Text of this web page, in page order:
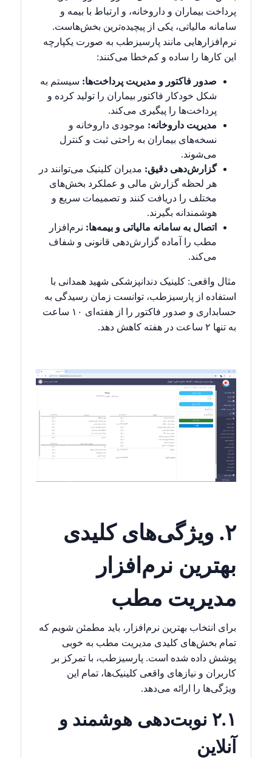
پرداخت بیماران و داروخانه، و ارتباط با بیمه و
سامانه مالیاتی، یکی از پیچیده‌ترین بخش‌هاست.
نرم‌افزارهایی مانند پارسیزطب به صورت یکپارچه
این کارها را ساده و کم‌خطا می‌کنند:
صدور فاکتور و مدیریت پرداخت‌ها: سیستم به
شکل خودکار فاکتور بیماران را تولید کرده و
پرداخت‌ها را پیگیری می‌کند.
مدیریت داروخانه: موجودی داروخانه و
نسخه‌های بیماران به راحتی ثبت و کنترل
می‌شوند.
گزارش‌دهی دقیق: مدیران کلینیک می‌توانند در
هر لحظه گزارش مالی و عملکرد بخش‌های
مختلف را دریافت کنند و تصمیمات سریع و
هوشمندانه بگیرند.
اتصال به سامانه مالیاتی و بیمه‌ها: نرم‌افزار
مطب را آماده گزارش‌دهی قانونی و شفاف
می‌کند.
مثال واقعی: کلینیک دندانپزشکی شهید همدانی با
استفاده از پارسیزطب، توانست زمان رسیدگی به
حسابداری و صدور فاکتور را از هفته‌ای ۱۰ ساعت
به تنها ۲ ساعت در هفته کاهش دهد.
۲. ویژگی‌های کلیدی
بهترین نرم‌افزار
مدیریت مطب
برای انتخاب بهترین نرم‌افزار، باید مطمئن شویم که
تمام بخش‌های کلیدی مدیریت مطب به خوبی
پوشش داده شده است. پارسیزطب، با تمرکز بر
کاربران و نیازهای واقعی کلینیک‌ها، تمام این
ویژگی‌ها را ارائه می‌دهد.
۲.۱ نوبت‌دهی هوشمند و
آنلاین